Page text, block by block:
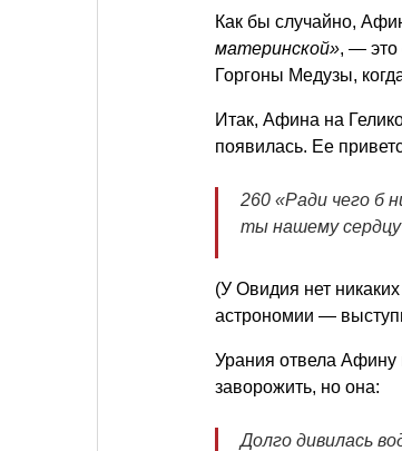
Как бы случайно,
материнской», — это
Горгоны Медузы,
Итак, Афина на
появилась. Ее
260 «Ради чего б
ты нашему
(У Овидия нет
астрономии —
Урания отвела Афину
заворожить, но она:
Долго дивилась